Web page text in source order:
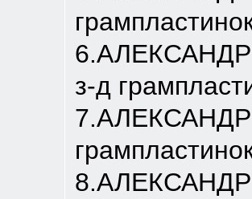
6.АЛЕКСАНДР
з-д
7.АЛЕКСАНДР
8.АЛЕКСАНДР